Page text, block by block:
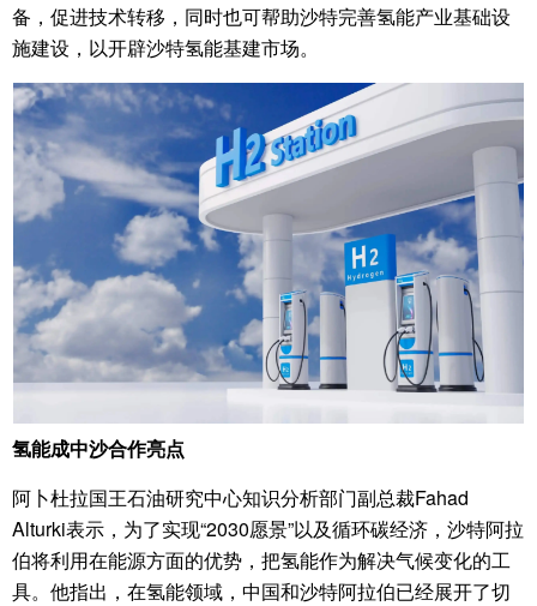
备，促进技术转移，同时也可帮助沙特完善氢能产业基础设
施建设，以开辟沙特氢能基建市场。
氢能成中沙合作亮点
阿卜杜拉国王石油研究中心知识分析部门副总裁Fahad
Alturki表示，为了实现“2030愿景”以及循环碳经济，沙特阿拉
伯将利用在能源方面的优势，把氢能作为解决气候变化的工
具。他指出，在氢能领域，中国和沙特阿拉伯已经展开了切